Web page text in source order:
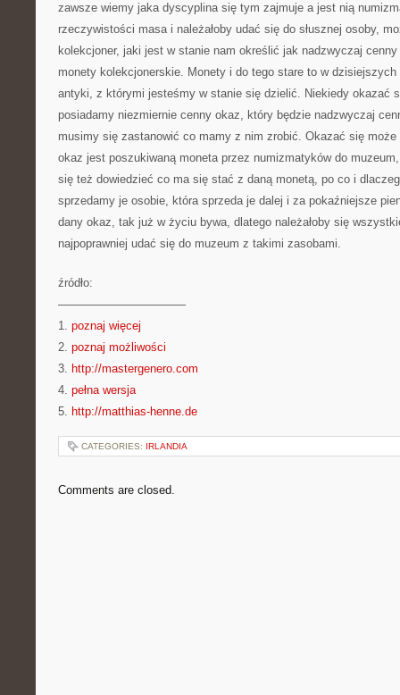
zawsze wiemy jaka dyscyplina się tym zajmuje a jest nią
rzeczywistości masa i należałoby udać się do słusznej osoby,
kolekcjoner, jaki jest w stanie nam określić jak nadzwyczaj
monety kolekcjonerskie. Monety i do tego stare to w dzisiejszych
antyki, z którymi jesteśmy w stanie się dzielić. Niekiedy okazać
posiadamy niezmiernie cenny okaz, który będzie nadzwyczaj
musimy się zastanowić co mamy z nim zrobić. Okazać się
okaz jest poszukiwaną moneta przez numizmatyków do
się też dowiedzieć co ma się stać z daną monetą, po co i
sprzedamy je osobie, która sprzeda je dalej i za pokaźniejsze
dany okaz, tak już w życiu bywa, dlatego należałoby się
najpoprawniej udać się do muzeum z takimi zasobami.
źródło:
———————————
1. poznaj więcej
2. poznaj możliwości
3. http://mastergenero.com
4. pełna wersja
5. http://matthias-henne.de
CATEGORIES: IRLANDIA
Comments are closed.